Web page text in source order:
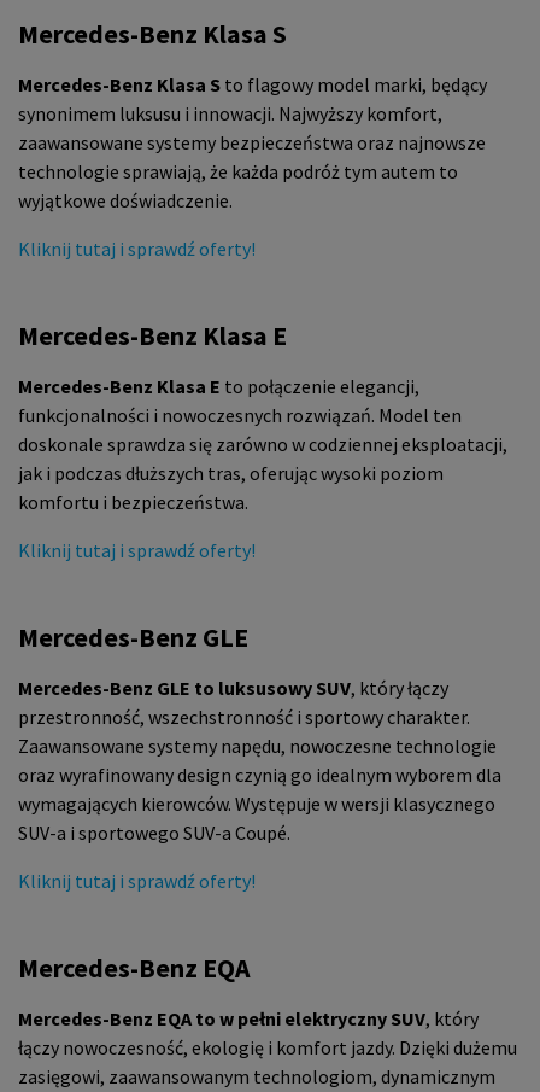
Mercedes-Benz Klasa S
Mercedes-Benz Klasa S to flagowy model marki, będący
synonimem luksusu i innowacji. Najwyższy komfort,
zaawansowane systemy bezpieczeństwa oraz najnowsze
technologie sprawiają, że każda podróż tym autem to
wyjątkowe doświadczenie.
Kliknij tutaj i sprawdź oferty!
Mercedes-Benz Klasa E
Mercedes-Benz Klasa E to połączenie elegancji,
funkcjonalności i nowoczesnych rozwiązań. Model ten
doskonale sprawdza się zarówno w codziennej eksploatacji,
jak i podczas dłuższych tras, oferując wysoki poziom
komfortu i bezpieczeństwa.
Kliknij tutaj i sprawdź oferty!
Mercedes-Benz GLE
Mercedes-Benz GLE to luksusowy SUV, który łączy
przestronność, wszechstronność i sportowy charakter.
Zaawansowane systemy napędu, nowoczesne technologie
oraz wyrafinowany design czynią go idealnym wyborem dla
wymagających kierowców. Występuje w wersji klasycznego
SUV-a i sportowego SUV-a Coupé.
Kliknij tutaj i sprawdź oferty!
Mercedes-Benz EQA
Mercedes-Benz EQA to w pełni elektryczny SUV, który
łączy nowoczesność, ekologię i komfort jazdy. Dzięki dużemu
zasięgowi, zaawansowanym technologiom, dynamicznym